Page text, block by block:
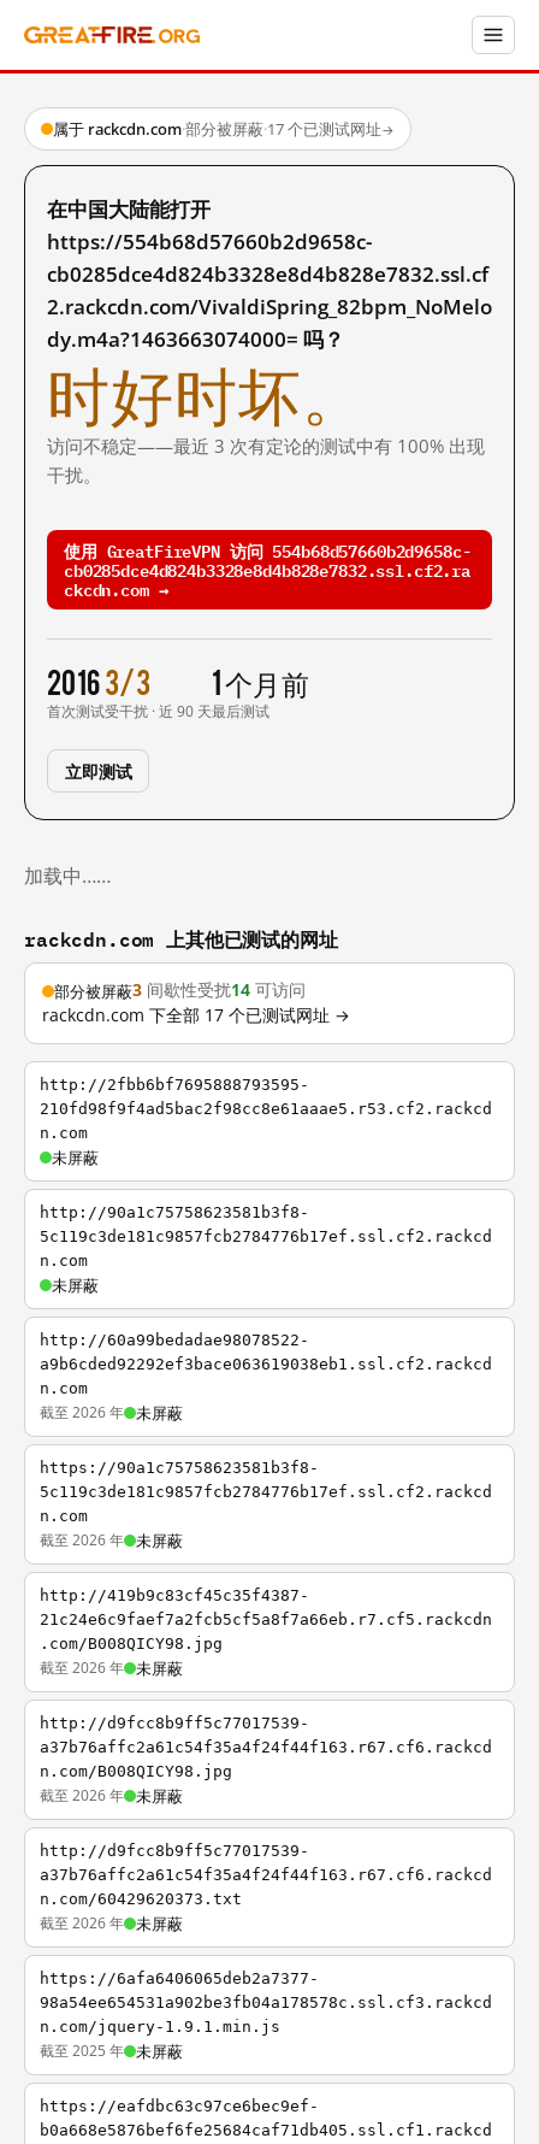
属于 rackcdn.com·部分被屏蔽·17 个已测试网址→
在中国大陆能打开
https://554b68d57660b2d9658c-
cb0285dce4d824b3328e8d4b828e7832.ssl.cf
2.rackcdn.com/VivaldiSpring_82bpm_NoMelo
dy.m4a?1463663074000= 吗？
时好时坏。
访问不稳定——最近 3 次有定论的测试中有 100% 出现
干扰。
使用 GreatFireVPN 访问 554b68d57660b2d9658c-
cb0285dce4d824b3328e8d4b828e7832.ssl.cf2.ra
ckcdn.com →
2016
首次测试
3/3
受干扰 · 近 90 天
1 个月前
最后测试
立即测试
加载中……
rackcdn.com 上其他已测试的网址
部分被屏蔽3 间歇性受扰14 可访问
rackcdn.com 下全部 17 个已测试网址 →
http://2fbb6bf7695888793595-
210fd98f9f4ad5bac2f98cc8e61aaae5.r53.cf2.rackcd
n.com
未屏蔽
http://90a1c75758623581b3f8-
5c119c3de181c9857fcb2784776b17ef.ssl.cf2.rackcd
n.com
未屏蔽
http://60a99bedadae98078522-
a9b6cded92292ef3bace063619038eb1.ssl.cf2.rackcd
n.com
截至 2026 年 未屏蔽
https://90a1c75758623581b3f8-
5c119c3de181c9857fcb2784776b17ef.ssl.cf2.rackcd
n.com
截至 2026 年 未屏蔽
http://419b9c83cf45c35f4387-
21c24e6c9faef7a2fcb5cf5a8f7a66eb.r7.cf5.rackcdn
.com/B008QICY98.jpg
截至 2026 年 未屏蔽
http://d9fcc8b9ff5c77017539-
a37b76affc2a61c54f35a4f24f44f163.r67.cf6.rackcd
n.com/B008QICY98.jpg
截至 2026 年 未屏蔽
http://d9fcc8b9ff5c77017539-
a37b76affc2a61c54f35a4f24f44f163.r67.cf6.rackcd
n.com/60429620373.txt
截至 2026 年 未屏蔽
https://6afa6406065deb2a7377-
98a54ee654531a902be3fb04a178578c.ssl.cf3.rackcd
n.com/jquery-1.9.1.min.js
截至 2025 年 未屏蔽
https://eafdbc63c97ce6bec9ef-
b0a668e5876bef6fe25684caf71db405.ssl.cf1.rackcd